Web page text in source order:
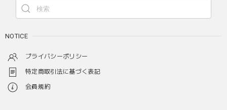
NOTICE
プライバシーポリシー
特定商取引法に基づく表記
会員規約